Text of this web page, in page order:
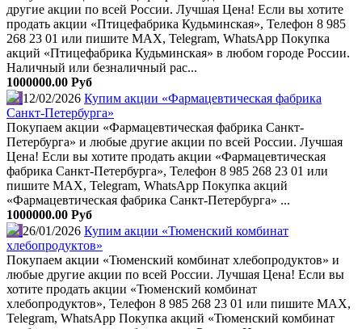
другие акции по всей России. Лучшая Цена! Если вы хотите
продать акции «Птицефабрика Кудьминская», Телефон 8 985
268 23 01 или пишите MAX, Telegram, WhatsApp Покупка
акций «Птицефабрика Кудьминская» в любом городе России.
Наличный или безналичный рас...
1000000.00 Руб
12/02/2026 Купим акции «Фармацевтическая фабрика
Санкт-Петербурга»
Покупаем акции «Фармацевтическая фабрика Санкт-
Петербурга» и любые другие акции по всей России. Лучшая
Цена! Если вы хотите продать акции «Фармацевтическая
фабрика Санкт-Петербурга», Телефон 8 985 268 23 01 или
пишите MAX, Telegram, WhatsApp Покупка акций
«Фармацевтическая фабрика Санкт-Петербурга» ...
1000000.00 Руб
26/01/2026 Купим акции «Тюменский комбинат
хлебопродуктов»
Покупаем акции «Тюменский комбинат хлебопродуктов» и
любые другие акции по всей России. Лучшая Цена! Если вы
хотите продать акции «Тюменский комбинат
хлебопродуктов», Телефон 8 985 268 23 01 или пишите MAX,
Telegram, WhatsApp Покупка акций «Тюменский комбинат